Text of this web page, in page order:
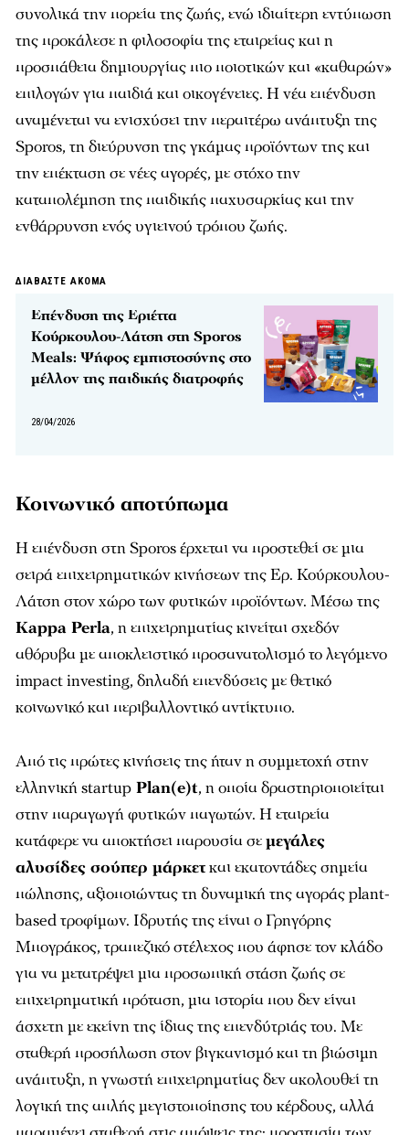
συνολικά την πορεία της ζωής, ενώ ιδιαίτερη εντύπωση
της προκάλεσε η φιλοσοφία της εταιρείας και η
προσπάθεια δημιουργίας πιο ποιοτικών και «καθαρών»
επιλογών για παιδιά και οικογένειες. Η νέα επένδυση
αναμένεται να ενισχύσει την περαιτέρω ανάπτυξη της
Sporos, τη διεύρυνση της γκάμας προϊόντων της και
την επέκταση σε νέες αγορές, με στόχο την
καταπολέμηση της παιδικής παχυσαρκίας και την
ενθάρρυνση ενός υγιεινού τρόπου ζωής.
ΔΙΑΒΑΣΤΕ ΑΚΟΜΑ
Επένδυση της Εριέττα
Κούρκουλου-Λάτση στη Sporos
Meals: Ψήφος εμπιστοσύνης στο
μέλλον της παιδικής διατροφής
28/04/2026
Κοινωνικό αποτύπωμα
Η επένδυση στη Sporos έρχεται να προστεθεί σε μια
σειρά επιχειρηματικών κινήσεων της Ερ. Κούρκουλου-
Λάτση στον χώρο των φυτικών προϊόντων. Μέσω της
Kappa Perla, η επιχειρηματίας κινείται σχεδόν
αθόρυβα με αποκλειστικό προσανατολισμό το λεγόμενο
impact investing, δηλαδή επενδύσεις με θετικό
κοινωνικό και περιβαλλοντικό αντίκτυπο.
Από τις πρώτες κινήσεις της ήταν η συμμετοχή στην
ελληνική startup Plan(e)t, η οποία δραστηριοποιείται
στην παραγωγή φυτικών παγωτών. Η εταιρεία
κατάφερε να αποκτήσει παρουσία σεμεγάλες
αλυσίδες σούπερ μάρκετκαι εκατοντάδες σημεία
πώλησης, αξιοποιώντας τη δυναμική της αγοράς plant-
based τροφίμων. Ιδρυτής της είναι ο Γρηγόρης
Μπογράκος, τραπεζικό στέλεχος που άφησε τον κλάδο
για να μετατρέψει μια προσωπική στάση ζωής σε
επιχειρηματική πρόταση, μια ιστορία που δεν είναι
άσχετη με εκείνη της ίδιας της επενδύτριάς του. Με
σταθερή προσήλωση στον βιγκανισμό και τη βιώσιμη
ανάπτυξη, η γνωστή επιχειρηματίας δεν ακολουθεί τη
λογική της απλής μεγιστοποίησης του κέρδους, αλλά